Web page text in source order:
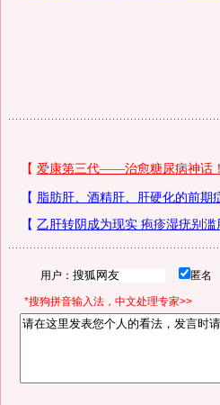
用户： 匿名
*搜狗拼音输入法，中文处理专家>>